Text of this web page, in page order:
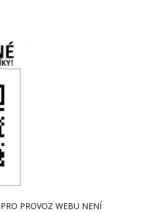
PROVOZ WEBU NENÍ